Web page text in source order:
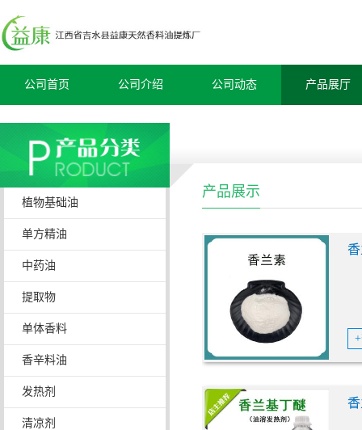
公司首页 公司介绍 公司动态 产品展厅
植物基础油
单方精油
中药油
提取物
单体香料
香辛料油
发热剂
清凉剂
产品展示